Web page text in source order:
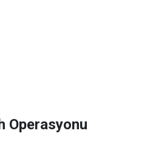
Operasyonu